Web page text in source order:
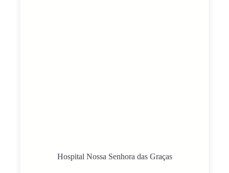
Hospital Nossa Senhora das Graças